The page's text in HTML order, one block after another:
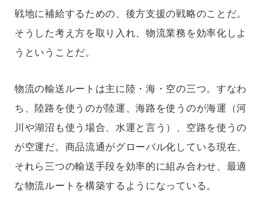
戦地に補給するための、後方支援の戦略のことだ。
そうした考え方を取り入れ、物流業務を効率化しよ
うということだ。
物流の輸送ルートは主に陸・海・空の三つ。すなわ
ち、陸路を使うのが陸運、海路を使うのが海運（河
川や湖沼も使う場合、水運と言う）、空路を使うの
が空運だ。商品流通がグローバル化している現在、
それら三つの輸送手段を効率的に組み合わせ、最適
な物流ルートを構築するようになっている。